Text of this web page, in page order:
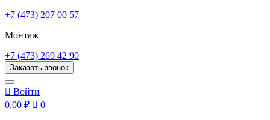
+7 (473) 207 00 57
Монтаж
+7 (473) 269 42 90
Заказать звонок
 Войти
0,00 ₽  0